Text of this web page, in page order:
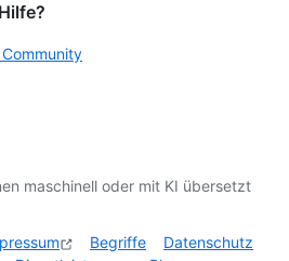
maschinell oder mit KI übersetzt
Begriffe
Datenschutz